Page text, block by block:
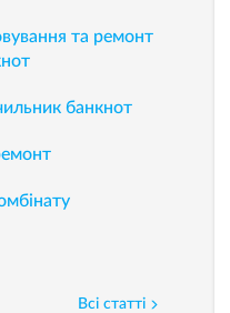
та ремонт
банкнот
Всі статті